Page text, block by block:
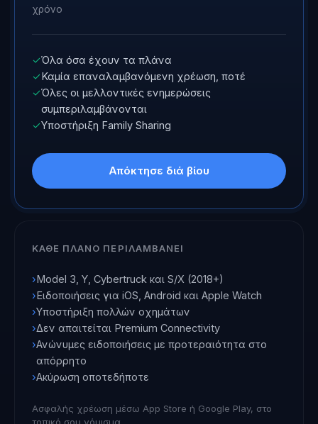
χρόνο
✓Όλα όσα έχουν τα πλάνα
✓Καμία επαναλαμβανόμενη χρέωση, ποτέ
✓Όλες οι μελλοντικές ενημερώσεις
συμπεριλαμβάνονται
✓Υποστήριξη Family Sharing
Απόκτησε διά βίου
ΚΆΘΕ ΠΛΆΝΟ ΠΕΡΙΛΑΜΒΆΝΕΙ
›Model 3, Y, Cybertruck και S/X (2018+)
›Ειδοποιήσεις για iOS, Android και Apple Watch
›Υποστήριξη πολλών οχημάτων
›Δεν απαιτείται Premium Connectivity
›Ανώνυμες ειδοποιήσεις με προτεραιότητα στο
απόρρητο
›Ακύρωση οποτεδήποτε
Ασφαλής χρέωση μέσω App Store ή Google Play, στο